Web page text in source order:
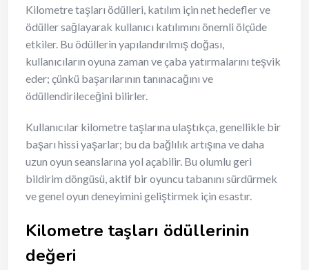
Kilometre taşları ödülleri, katılım için net hedefler ve
ödüller sağlayarak kullanıcı katılımını önemli ölçüde
etkiler. Bu ödüllerin yapılandırılmış doğası,
kullanıcıların oyuna zaman ve çaba yatırmalarını teşvik
eder; çünkü başarılarının tanınacağını ve
ödüllendirileceğini bilirler.
Kullanıcılar kilometre taşlarına ulaştıkça, genellikle bir
başarı hissi yaşarlar; bu da bağlılık artışına ve daha
uzun oyun seanslarına yol açabilir. Bu olumlu geri
bildirim döngüsü, aktif bir oyuncu tabanını sürdürmek
ve genel oyun deneyimini geliştirmek için esastır.
Kilometre taşları ödüllerinin
değeri